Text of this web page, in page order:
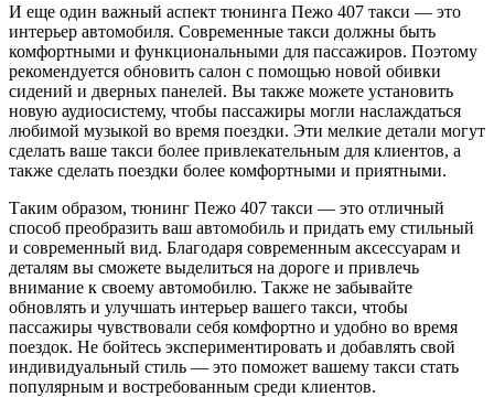
И еще один важный аспект тюнинга Пежо 407 такси — это
интерьер автомобиля. Современные такси должны быть
комфортными и функциональными для пассажиров. Поэтому
рекомендуется обновить салон с помощью новой обивки
сидений и дверных панелей. Вы также можете установить
новую аудиосистему, чтобы пассажиры могли наслаждаться
любимой музыкой во время поездки. Эти мелкие детали могут
сделать ваше такси более привлекательным для клиентов, а
также сделать поездки более комфортными и приятными.
Таким образом, тюнинг Пежо 407 такси — это отличный
способ преобразить ваш автомобиль и придать ему стильный
и современный вид. Благодаря современным аксессуарам и
деталям вы сможете выделиться на дороге и привлечь
внимание к своему автомобилю. Также не забывайте
обновлять и улучшать интерьер вашего такси, чтобы
пассажиры чувствовали себя комфортно и удобно во время
поездок. Не бойтесь экспериментировать и добавлять свой
индивидуальный стиль — это поможет вашему такси стать
популярным и востребованным среди клиентов.